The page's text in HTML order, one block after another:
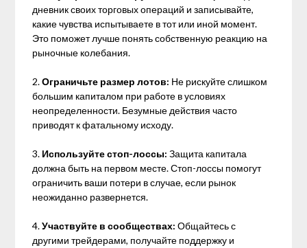
дневник своих торговых операций и записывайте,
какие чувства испытываете в тот или иной момент.
Это поможет лучше понять собственную реакцию на
рыночные колебания.
2.Ограничьте размер лотов: Не рискуйте слишком
большим капиталом при работе в условиях
неопределенности. Безумные действия часто
приводят к фатальному исходу.
3. Используйте стоп-лоссы: Защита капитала
должна быть на первом месте. Стоп-лоссы помогут
ограничить ваши потери в случае, если рынок
неожиданно развернется.
4.Участвуйте в сообществах: Общайтесь с
другими трейдерами, получайте поддержку и